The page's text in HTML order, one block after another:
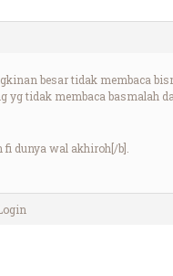
besar tidak membaca
yg tidak membaca basmalah
dunya wal akhiroh[/b].